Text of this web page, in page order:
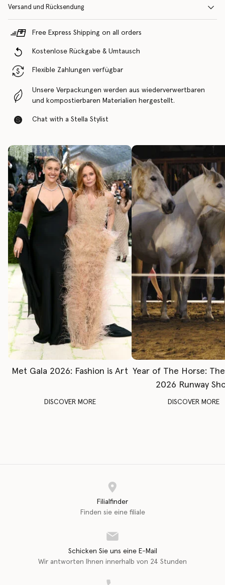
Versand und Rücksendung
Free Express Shipping on all orders
Kostenlose Rückgabe & Umtausch
Flexible Zahlungen verfügbar
Unsere Verpackungen werden aus wiederverwertbaren
und kompostierbaren Materialien hergestellt.
Chat with a Stella Stylist
Met Gala 2026: Fashion is Art
DISCOVER MORE
Year of The Horse:
2026 Runway
DISCOVER MORE
Filialfinder
Finden sie eine filiale
Schicken Sie uns eine E-Mail
Wir antworten Ihnen innerhalb von 24 Stunden